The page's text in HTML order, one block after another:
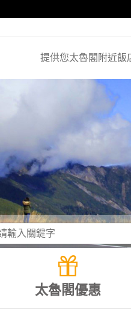
提供您太魯閣附近
太魯閣優惠